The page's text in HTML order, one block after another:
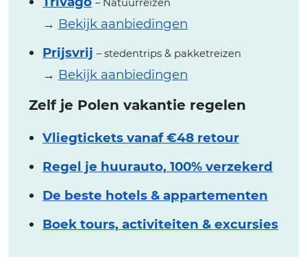
– Natuurreizen
→ Bekijk aanbiedingen
Prijsvrij – stedentrips & pakketreizen
→ Bekijk aanbiedingen
Zelf je Polen vakantie regelen
Vliegtickets vanaf €48 retour
Regel je huurauto, 100% verzekerd
De beste hotels & appartementen
Boek tours, activiteiten & excursies